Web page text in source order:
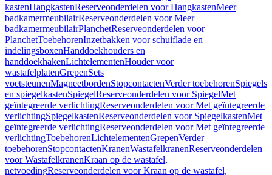
kastenHangkastenReserveonderdelen voor HangkastenMeer
badkamermeubilairReserveonderdelen voor Meer
badkamermeubilairPlanchetReserveonderdelen voor
PlanchetToebehorenInzetbakken voor schuiflade en
indelingsboxenHanddoekhouders en
handdoekhakenLichtelementenHouder voor
wastafelplatenGrepenSets
voetsteunenMagneetbordenStopcontactenVerder toebehorenSpiegels
en spiegelkastenSpiegelReserveonderdelen voor SpiegelMet
geïntegreerde verlichtingReserveonderdelen voor Met geïntegreerde
verlichtingSpiegelkastenReserveonderdelen voor SpiegelkastenMet
geïntegreerde verlichtingReserveonderdelen voor Met geïntegreerde
verlichtingToebehorenLichtelementenGrepenVerder
toebehorenStopcontactenKranenWastafelkranenReserveonderdelen
voor WastafelkranenKraan op de wastafel,
netvoedingReserveonderdelen voor Kraan op de wastafel,